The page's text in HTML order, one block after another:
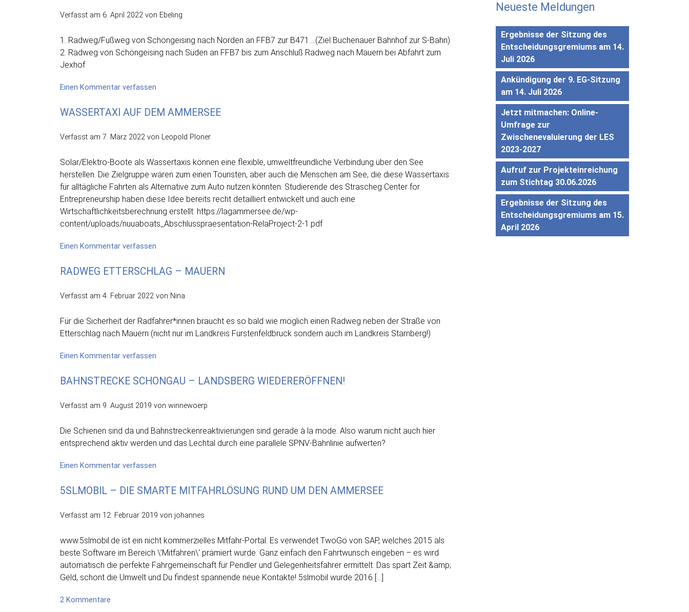
Verfasst am 6. April 2022 von Ebeling
1. Radweg/Fußweg von Schöngeising nach Norden an FFB7 zur B471….(Ziel Buchenauer Bahnhof zur S-Bahn)
2. Radweg von Schöngeising nach Süden an FFB7 bis zum Anschluß Radweg nach Mauern bei Abfahrt zum
Jexhof
Einen Kommentar verfassen
und
von
aus
dringend
erforderlich
zur
Sicherheit
WASSERTAXI AUF DEM AMMERSEE
Verfasst am 7. März 2022 von Leopold Ploner
Solar/Elektro-Boote als Wassertaxis können eine flexible, umweltfreundliche Verbindung über den See
herstellen. Die Zielgruppe wären zum einen Touristen, aber auch die Menschen am See, die diese Wassertaxis
für alltägliche Fahrten als Alternative zum Auto nutzen könnten. Studierende des Strascheg Center for
Entrepreneurship haben diese Idee bereits recht detailliert entwickelt und auch eine
Wirtschaftlichkeitsberechnung erstellt: https://lagammersee.de/wp-
content/uploads/nuuaboats_Abschlusspraesentation-RelaProject-2-1.pdf
Einen Kommentar verfassen
auf
Ammersee
RADWEG ETTERSCHLAG – MAUERN
Verfasst am 4. Februar 2022 von Nina
Für die Sicherheit der Radfahrer*innen braucht es so bald wie möglich einen Radweg neben der Straße von
Etterschlag nach Mauern (nicht nur im Landkreis Fürstenfeldbruck sondern auch im Landkreis Starnberg!)
Einen Kommentar verfassen
Etterschlag
Mauern
BAHNSTRECKE SCHONGAU – LANDSBERG WIEDERERÖFFNEN!
Verfasst am 9. August 2019 von winnewoerp
Die Schienen sind da und Bahnstreckenreaktivierungen sind gerade à la mode. Also warum nicht auch hier
entsprechend aktiv werden und das Lechtal durch eine parallele SPNV-Bahnlinie aufwerten?
Einen Kommentar verfassen
Schongau
Landsberg
5SLMOBIL – DIE SMARTE MITFAHRLÖSUNG RUND UM DEN AMMERSEE
Verfasst am 12. Februar 2019 von johannes
www.5slmobil.de ist ein nicht kommerzielles Mitfahr-Portal. Es verwendet TwoGo von SAP, welches 2015 als
beste Software im Bereich \’Mitfahren\‘ prämiert wurde. Ganz einfach den Fahrtwunsch eingeben – es wird
automatisch die perfekte Fahrgemeinschaft für Pendler und Gelegenheitsfahrer ermittelt. Das spart Zeit &amp;
Geld, schont die Umwelt und Du findest spannende neue Kontakte! 5slmobil wurde 2016 […]
2 Kommentare
Neueste Meldungen
Ergebnisse der Sitzung des
Entscheidungsgremiums am 14.
Juli 2026
Ankündigung der 9. EG-Sitzung
am 14. Juli 2026
Jetzt mitmachen: Online-
Umfrage zur
Zwischenevaluierung der LES
2023-2027
Aufruf zur Projekteinreichung
zum Stichtag 30.06.2026
Ergebnisse der Sitzung des
Entscheidungsgremiums am 15.
April 2026